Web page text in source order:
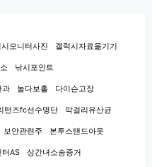
시모니터사진 갤럭시자료옮기기
낚시포인트
과 놀다보홀 다이슨고장
턴즈fc선수명단 막걸리유산균
보안관련주 본투스탠드아웃
AS 상간녀소송증거